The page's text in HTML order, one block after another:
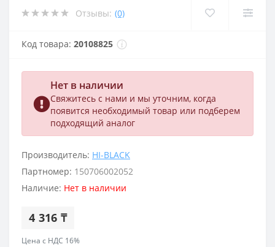
Отзывы: (0)
Код товара: 20108825
Нет в наличии
Свяжитесь с нами и мы уточним, когда
появится необходимый товар или подберем
подходящий аналог
Производитель: HI-BLACK
Партномер: 150706002052
Наличие: Нет в наличии
4 316 ₸
Цена с НДС 16%